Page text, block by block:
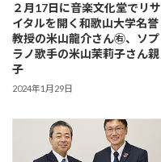
２月17日に音楽文化堂でリサ
イタルを開く和歌山大学名誉
教授の米山龍介さん㊨、ソプ
ラノ歌手の米山茉莉子さん親
子
2024年1月29日